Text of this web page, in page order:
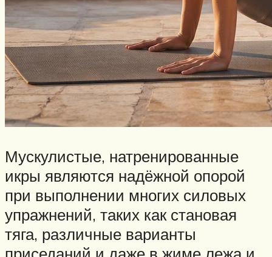
Мускулистые, натренированные
икры являются надёжной опорой
при выполнении многих силовых
упражнений, таких как становая
тяга, различные варианты